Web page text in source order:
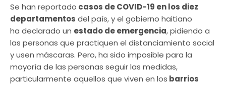
Se han reportado casos de COVID-19 en los diez
departamentos del país, y el gobierno haitiano
ha declarado un estado de emergencia, pidiendo a
las personas que practiquen el distanciamiento social
y usen máscaras. Pero, ha sido imposible para la
mayoría de las personas seguir las medidas,
particularmente aquellos que viven en los barrios